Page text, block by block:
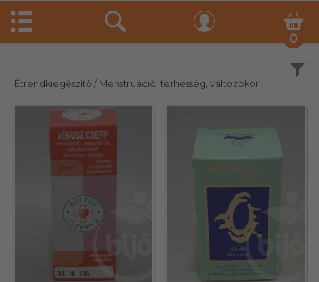
0
Étrendkiegészítő/ Menstruáció, terhesség, változókor